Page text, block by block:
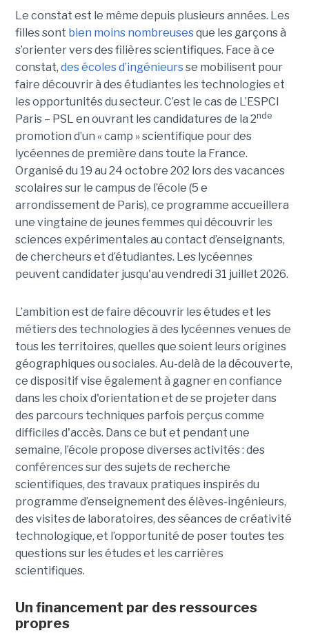
Le constat est le même depuis plusieurs années. Les
filles sont bien moins nombreusesque les garçons à
s’orienter vers des filières scientifiques. Face à ce
constat, des écoles d’ingénieursse mobilisent pour
faire découvrir à des étudiantes les technologies et
les opportunités du secteur. C’est le cas de L’ESPCI
Paris – PSL en ouvrant les candidatures de la 2nde
promotion d’un « camp » scientifique pour des
lycéennes de première dans toute la France.
Organisé du 19 au 24 octobre 202 lors des vacances
scolaires sur le campus de l’école (5 e
arrondissement de Paris), ce programme accueillera
une vingtaine de jeunes femmes qui découvrir les
sciences expérimentales au contact d’enseignants,
de chercheurs et d’étudiantes. Les lycéennes
peuvent candidater jusqu'au vendredi 31 juillet 2026.
L’ambition est de faire découvrir les études et les
métiers des technologies à des lycéennes venues de
tous les territoires, quelles que soient leurs origines
géographiques ou sociales. Au-delà de la découverte,
ce dispositif vise également à gagner en confiance
dans les choix d'orientation et de se projeter dans
des parcours techniques parfois perçus comme
difficiles d'accès. Dans ce but et pendant une
semaine, l’école propose diverses activités : des
conférences sur des sujets de recherche
scientifiques, des travaux pratiques inspirés du
programme d’enseignement des élèves-ingénieurs,
des visites de laboratoires, des séances de créativité
technologique, et l’opportunité de poser toutes tes
questions sur les études et les carrières
scientifiques.
Un financement par des ressources
propres